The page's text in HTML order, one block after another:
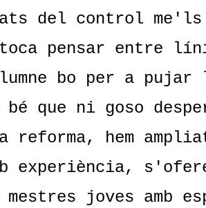
del control me'ls
pensar entre
bo per a
bé que ni goso
reforma, hem
experiència,
mestres joves amb